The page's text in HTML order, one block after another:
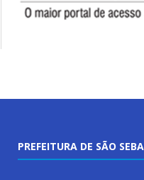
PREFEITURA DE SÃO